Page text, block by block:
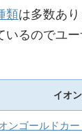
類は多数あ
いるのでユ
イオ
ンゴールドカー